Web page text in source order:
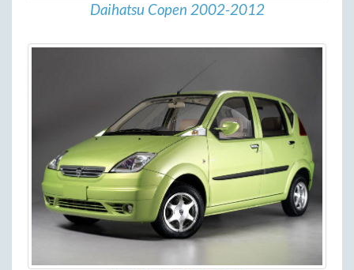
Daihatsu Copen 2002-2012